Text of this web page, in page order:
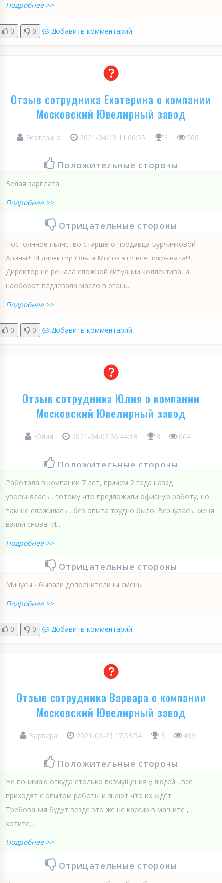
Подробнее >>
0 0 Добавить комментарий
Отзыв сотрудника Екатерина о компании
Московский Ювелирный завод
Екатерина 2021-04-19 11:06:55 3 566
Положительные стороны
Белая зарплата
Подробнее >>
Отрицательные стороны
Постоянное пьянство старшего продавца Бурчинковой
Арины!!! И директор Ольга Мороз это все покрывала!!!
Директор не решала сложной ситуации коллектива, а
наоборот плдлевала масло в огонь.
Подробнее >>
0 0 Добавить комментарий
Отзыв сотрудника Юлия о компании
Московский Ювелирный завод
Юлия 2021-04-03 06:44:18 3 604
Положительные стороны
Работала в компании 7 лет, причем 2 года назад
увольнялась , потому что предложили офисную работу, но
там не сложилась , без опыта трудно было. Вернулась, меня
взяли снова. И...
Подробнее >>
Отрицательные стороны
Минусы - бывали дополнителины смены
Подробнее >>
0 0 Добавить комментарий
Отзыв сотрудника Варвара о компании
Московский Ювелирный завод
Варвара 2021-03-25 17:53:54 3 489
Положительные стороны
Не понимаю откуда столько возмущения у людей , все
приходят с опытом работы и знают что их ждёт .
Требования будут везде это же не кассир в магните ,
хотите...
Подробнее >>
Отрицательные стороны